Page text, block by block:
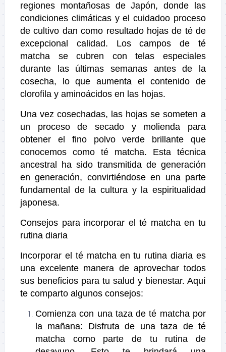
regiones montañosas de Japón, donde las
condiciones climáticas y el cuidadoo proceso
de cultivo dan como resultado hojas de té de
excepcional calidad. Los campos de té
matcha se cubren con telas especiales
durante las últimas semanas antes de la
cosecha, lo que aumenta el contenido de
clorofila y aminoácidos en las hojas.
Una vez cosechadas, las hojas se someten a
un proceso de secado y molienda para
obtener el fino polvo verde brillante que
conocemos como té matcha. Esta técnica
ancestral ha sido transmitida de generación
en generación, convirtiéndose en una parte
fundamental de la cultura y la espiritualidad
japonesa.
Consejos para incorporar el té matcha en tu
rutina diaria
Incorporar el té matcha en tu rutina diaria es
una excelente manera de aprovechar todos
sus beneficios para tu salud y bienestar. Aquí
te comparto algunos consejos:
Comienza con una taza de té matcha por
la mañana: Disfruta de una taza de té
matcha como parte de tu rutina de